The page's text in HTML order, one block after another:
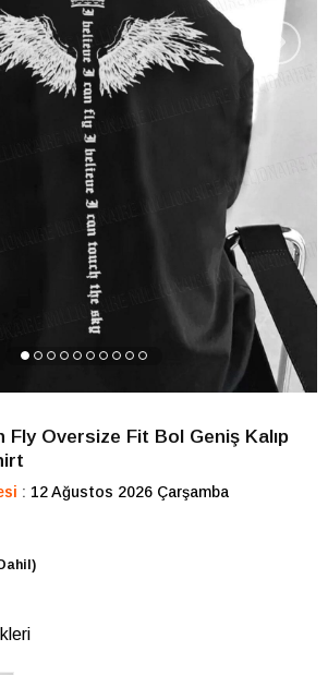
›
Fly Oversize Fit Bol Geniş Kalıp
: 12 Ağustos 2026 Çarşamba